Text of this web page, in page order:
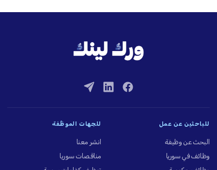
للباحثين عن عمل
البحث عن وظيفة
وظائف في سوريا
للجهات الموظِّفة
انشر معنا
مناقصات سوريا